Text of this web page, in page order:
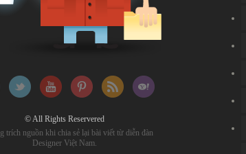
© All Rights Reservered
trích nguồn khi chia sẻ lại bài viết từ diễn đàn
Designer Việt Nam.